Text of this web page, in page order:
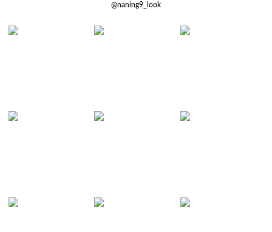
@naning9_look